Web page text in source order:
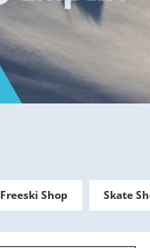
Freeski Shop Skate